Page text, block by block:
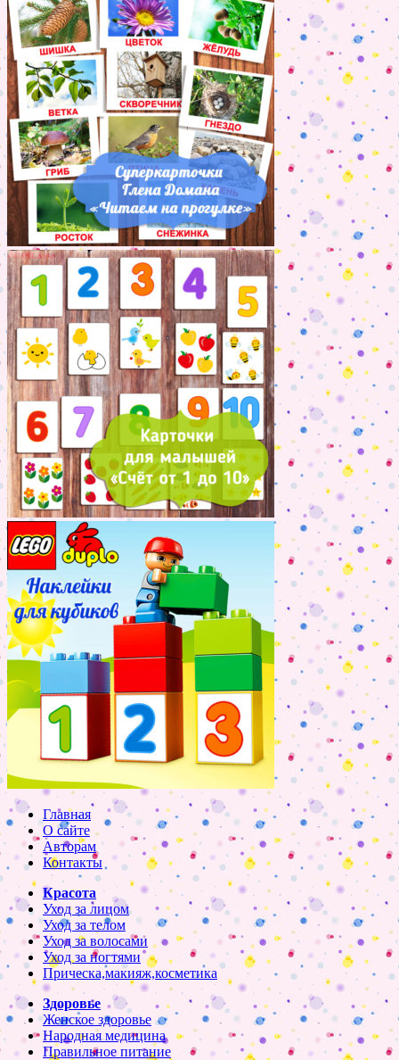
Главная
О сайте
Авторам
Контакты
Красота
Уход за лицом
Уход за телом
Уход за волосами
Уход за ногтями
Прическа,макияж,косметика
Здоровье
Женское здоровье
Народная медицина
Правильное питание